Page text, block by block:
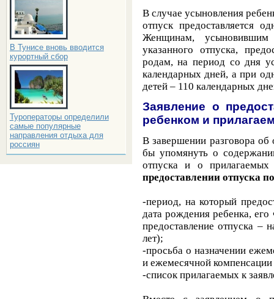
В Тунисе вновь вводится
курортный сбор
Туроператоры определили
самые популярные
направления отдыха для
россиян
В случае усыновления
отпуск предоставляется
Женщинам,
указанного отпуска,
родам, на период со дня
календарных дней, а при
детей – 110 календарных
Заявление о
ребенком и
В завершении разговора об
бы упомянуть о
отпуска и о
предоставлении отпуска
-период, на который
дата рождения ребенка,
предоставление отпуска –
лет);
-просьба о назначении
и ежемесячной компенсации
-список прилагаемых к